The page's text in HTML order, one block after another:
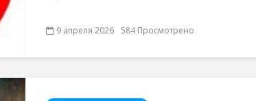
9 апреля 2026 584 Просмотрено